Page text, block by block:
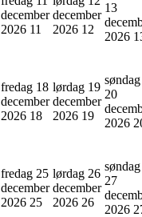
december
2026 11
december
2026 12
13
2026
fredag 18
december
2026 18
lørdag 19
december
2026 19
søndag
20
2026
fredag 25
december
2026 25
lørdag 26
december
2026 26
søndag
27
2026